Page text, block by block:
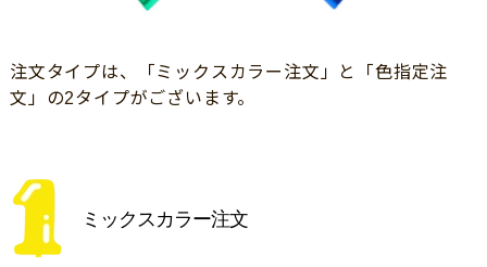
注文タイプは、「ミックスカラー注文」と「色指定注
文」の2タイプがございます。
ミックスカラー注文